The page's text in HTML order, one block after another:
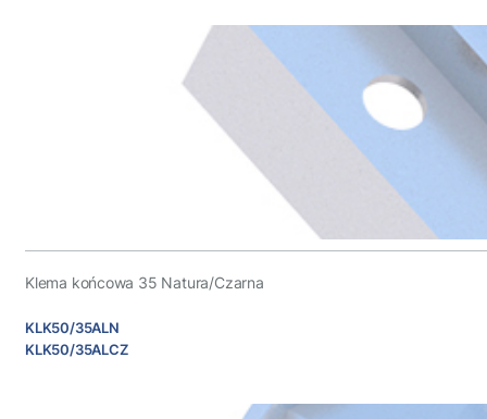
Klema końcowa 35 Natura/Czarna
KLK50/35ALN
KLK50/35ALCZ